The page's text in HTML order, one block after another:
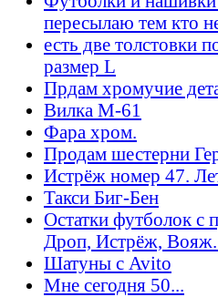
пересылаю тем кто
есть две толстовки
размер L
Прдам хромучие
Вилка М-61
Фара хром.
Продам шестерни
Истрёж номер 47.
Такси Биг-Бен
Остатки футболок
Дроп, Истрёж, Вояж.
Шатуны с Avito
Мне сегодня 50...